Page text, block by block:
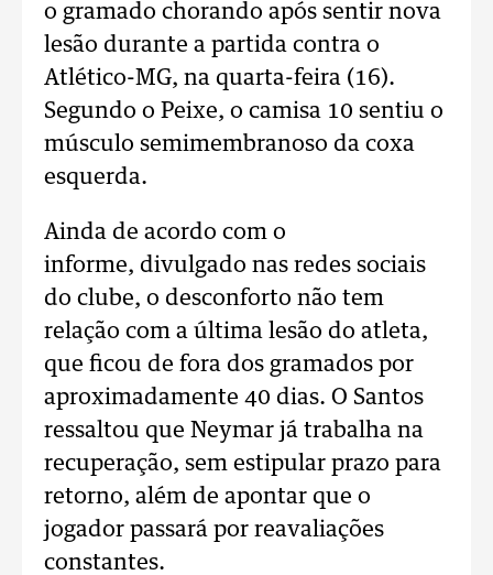
o gramado chorando após sentir nova
lesão durante a partida contra o
Atlético-MG, na quarta-feira (16).
Segundo o Peixe, o camisa 10 sentiu o
músculo semimembranoso da coxa
esquerda.
Ainda de acordo com o
informe, divulgado nas redes sociais
do clube, o desconforto não tem
relação com a última lesão do atleta,
que ficou de fora dos gramados por
aproximadamente 40 dias. O Santos
ressaltou que Neymar já trabalha na
recuperação, sem estipular prazo para
retorno, além de apontar que o
jogador passará por reavaliações
constantes.